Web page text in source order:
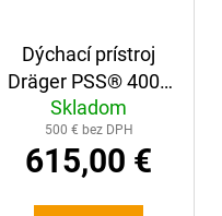
Dýchací prístroj
Dräger PSS® 4000
+ maska s
náhlavným krížom
(261)
Skladom
500 € bez DPH
615,00 €